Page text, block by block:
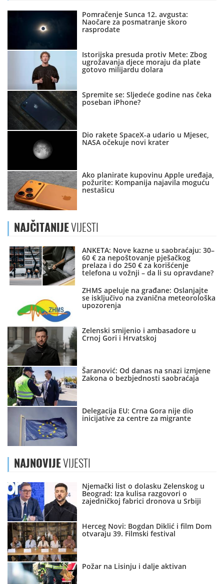
Pomračenje Sunca 12. avgusta:
Naočare za posmatranje skoro
rasprodate
Istorijska presuda protiv Mete: Zbog
ugrožavanja djece moraju da plate
gotovo milijardu dolara
Spremite se: Sljedeće godine nas čeka
poseban iPhone?
Dio rakete SpaceX-a udario u Mjesec,
NASA očekuje novi krater
Ako planirate kupovinu Apple uređaja,
požurite: Kompanija najavila moguću
nestašicu
NAJČITANIJEVIJESTI
ANKETA: Nove kazne u saobraćaju: 30–
60 € za nepoštovanje pješačkog
prelaza i do 250 € za korišćenje
telefona u vožnji – da li su opravdane?
ZHMS apeluje na građane: Oslanjajte
se isključivo na zvanična meteorološka
upozorenja
Zelenski smijenio i ambasadore u
Crnoj Gori i Hrvatskoj
Šaranović: Od danas na snazi izmjene
Zakona o bezbjednosti saobraćaja
Delegacija EU: Crna Gora nije dio
inicijative za centre za migrante
NAJNOVIJEVIJESTI
Njemački list o dolasku Zelenskog u
Beograd: Iza kulisa razgovori o
zajedničkoj fabrici dronova u Srbiji
Herceg Novi: Bogdan Diklić i film Dom
otvaraju 39. Filmski festival
Požar na Lisinju i dalje aktivan